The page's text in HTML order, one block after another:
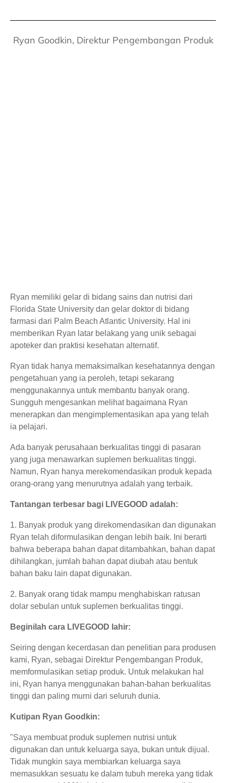
Ryan Goodkin, Direktur Pengembangan Produk
Ryan memiliki gelar di bidang sains dan nutrisi dari
Florida State University dan gelar doktor di bidang
farmasi dari Palm Beach Atlantic University. Hal ini
memberikan Ryan latar belakang yang unik sebagai
apoteker dan praktisi kesehatan alternatif.
Ryan tidak hanya memaksimalkan kesehatannya dengan
pengetahuan yang ia peroleh, tetapi sekarang
menggunakannya untuk membantu banyak orang.
Sungguh mengesankan melihat bagaimana Ryan
menerapkan dan mengimplementasikan apa yang telah
ia pelajari.
Ada banyak perusahaan berkualitas tinggi di pasaran
yang juga menawarkan suplemen berkualitas tinggi.
Namun, Ryan hanya merekomendasikan produk kepada
orang-orang yang menurutnya adalah yang terbaik.
Tantangan terbesar bagi LIVEGOOD adalah:
1. Banyak produk yang direkomendasikan dan digunakan
Ryan telah diformulasikan dengan lebih baik. Ini berarti
bahwa beberapa bahan dapat ditambahkan, bahan dapat
dihilangkan, jumlah bahan dapat diubah atau bentuk
bahan baku lain dapat digunakan.
2. Banyak orang tidak mampu menghabiskan ratusan
dolar sebulan untuk suplemen berkualitas tinggi.
Beginilah cara LIVEGOOD lahir:
Seiring dengan kecerdasan dan penelitian para produsen
kami, Ryan, sebagai Direktur Pengembangan Produk,
memformulasikan setiap produk. Untuk melakukan hal
ini, Ryan hanya menggunakan bahan-bahan berkualitas
tinggi dan paling murni dari seluruh dunia.
Kutipan Ryan Goodkin:
"Saya membuat produk suplemen nutrisi untuk
digunakan dan untuk keluarga saya, bukan untuk dijual.
Tidak mungkin saya membiarkan keluarga saya
memasukkan sesuatu ke dalam tubuh mereka yang tidak